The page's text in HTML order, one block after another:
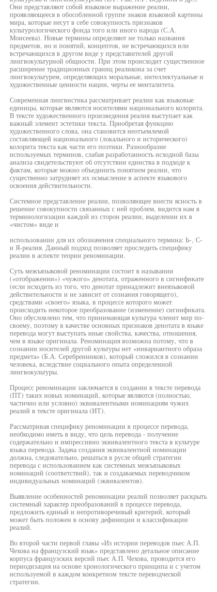
Они представляют собой языковое выражение реалии,
проявляющееся в обособленной группе знаков языковой картины
мира, которые несут в себе совокупность признаков
культурологического фонда того или иного народа (С.А.
Моисеева). Новые термины определяют не только названия
предметов, но и понятий, концептов, не встречающихся или
встречающихся в другом виде у представителей другой
лингвокультурной общности. При этом происходит существенное
расширение традиционных границ реаликона за счет
лингвокультурем, определяющих моральные, интеллектуальные и
художественные ценности нации, черты ее менталитета.
Современная лингвистика рассматривает реалии как языковые
единицы, которые являются носителями национального колорита.
В тексте художественного произведения реалия выступает как
важный элемент эстетики текста. Приобретая функцию
художественного слова, она становится неотъемлемой
составляющей национального (локального и исторического)
колорита текста как части его поэтики. Разнообразие
используемых терминов, слабая разработанность исходной базы
анализа свидетельствуют об отсутствии единства в подходе к
фактам, которые можно объединить понятием реалии, что
существенно затрудняет их осмысление в аспекте языкового
освоения действительности.
Системное представление реалии, позволяющее внести ясность в
решение совокупности связанных с ней проблем, видится нам в
терминологизации каждой из сторон реалии, выделении их в
«чистом» виде и
использовании для их обозначения специального термина: Ь-, С-
и Я-реалия. Данный подход позволяет проследить специфику
реалии в аспекте теории реноминации.
Суть межъязыковой реноминации состоит в назывании
(«отображении») «чужого» денотата, отраженного в сигнификате
(если исходить из того, что денотат принадлежит внеязыковой
действительности и не зависит от сознания говорящего),
средствами «своего» языка, в процессе которого может
происходить некоторое преобразование (изменение) сигнификата.
Оно обусловлено тем, что принимающая культура членит мир по-
своему, поэтому в качестве основных признаков денотата в языке
перевода могут выступать иные свойства, качества, отношения,
чем в языке оригинала. Реноминация возможна потому, что в
сознании носителей другой культуры нет «инвариантного образа
предмета» (Б.А. Серебренников), который сложился в сознании
человека, вследствие социального опыта определенной
лингвокультуры.
Процесс реноминации заключается в создании в тексте перевода
(ПТ) таких новых номинаций, которые являются (полностью,
частично или условно) эквивалентными номинациям чужих
реалий в тексте оригинала (ИТ).
Рассматривая специфику реноминации в процессе перевода,
необходимо иметь в виду, что цель перевода - получение
содержательно и импрессивно эквивалентного текста в культуре
языка перевода. Задача создания эквивалентной номинации
должна, следовательно, решаться в русле общей стратегии
перевода с использованием как системных межъязыковых
номинаций (соответствий), так и создаваемых переводчиком
индивидуальных номинаций (эквивалентов).
Выявление особенностей реноминации реалий позволяет раскрыть
системный характер преобразований в процессе перевода,
предложить единый и непротиворечивый критерий, который
может быть положен в основу дефиниции и классификации
реалий.
Во второй части первой главы «Из истории переводов пьес А.П.
Чехова на французский язык» представлено детальное описание
корпуса французских версий пьес А.П. Чехова, проводится его
периодизация на основе хронологического принципа и с учетом
используемой в каждом конкретном тексте переводческой
стратегии.